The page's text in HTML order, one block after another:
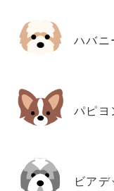
ハバニ
パピヨ
ビアデ